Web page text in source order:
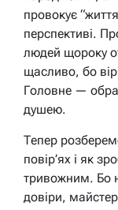
провокує
перспективі.
людей щороку
щасливо, бо
Головне —
душею.
Тепер
повір’ях і як
тривожним. Бо
довіри,